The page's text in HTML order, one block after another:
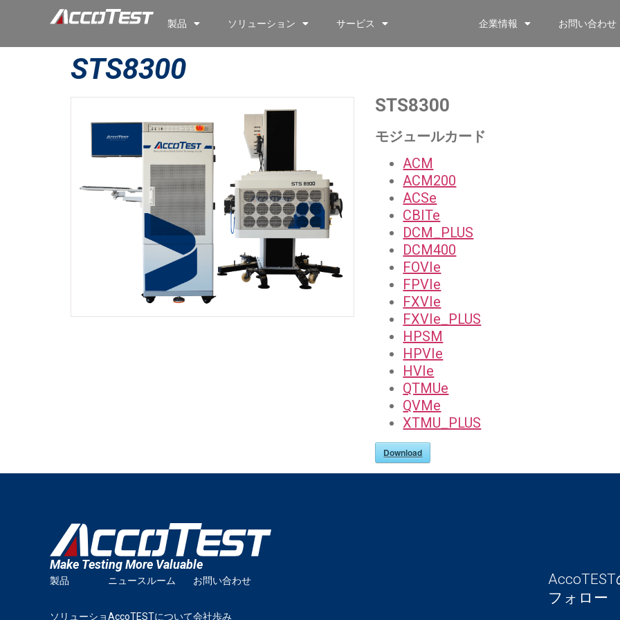
製品 ソリューション サービス 企業情報 お問い合わせ
STS8300
STS8300
モジュールカード
ACM
ACM200
ACSe
CBITe
DCM_PLUS
DCM400
FOVIe
FPVIe
FXVIe
FXVIe_PLUS
HPSM
HPVIe
HVIe
QTMUe
QVMe
XTMU_PLUS
Download
Make Testing More Valuable
製品
ソリューショ
ニュースルーム
AccoTESTについて
お問い合わせ
会社歩み
フォロー